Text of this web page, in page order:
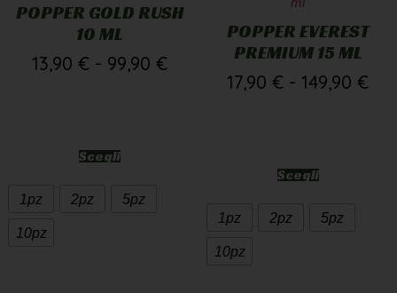
POPPER GOLD RUSH
10 ML
13,90 € - 99,90 €
Scegli
1pz 2pz 5pz
10pz
POPPER EVEREST
PREMIUM 15 ML
17,90 € - 149,90 €
Scegli
1pz 2pz 5pz
10pz